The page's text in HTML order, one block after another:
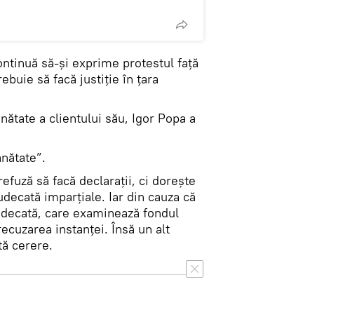
să-și exprime protestul față
să facă justiție în țara
a clientului său, Igor Popa a
să facă declarații, ci dorește
imparțiale. Iar din cauza că
care examinează fondul
instanței. Însă un alt
cerere.